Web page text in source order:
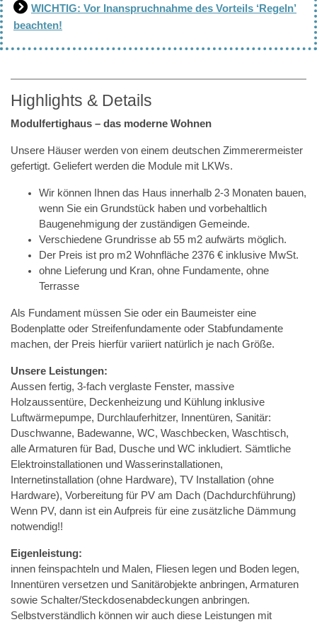
WICHTIG: Vor Inanspruchnahme des Vorteils ‘Regeln’
beachten!
Highlights & Details
Modulfertighaus – das moderne Wohnen
Unsere Häuser werden von einem deutschen Zimmerermeister
gefertigt. Geliefert werden die Module mit LKWs.
Wir können Ihnen das Haus innerhalb 2-3 Monaten bauen,
wenn Sie ein Grundstück haben und vorbehaltlich
Baugenehmigung der zuständigen Gemeinde.
Verschiedene Grundrisse ab 55 m2 aufwärts möglich.
Der Preis ist pro m2 Wohnfläche 2376 € inklusive MwSt.
ohne Lieferung und Kran, ohne Fundamente, ohne
Terrasse
Als Fundament müssen Sie oder ein Baumeister eine
Bodenplatte oder Streifenfundamente oder Stabfundamente
machen, der Preis hierfür variiert natürlich je nach Größe.
Unsere Leistungen:
Aussen fertig, 3-fach verglaste Fenster, massive
Holzaussentüre, Deckenheizung und Kühlung inklusive
Luftwärmepumpe, Durchlauferhitzer, Innentüren, Sanitär:
Duschwanne, Badewanne, WC, Waschbecken, Waschtisch,
alle Armaturen für Bad, Dusche und WC inkludiert. Sämtliche
Elektroinstallationen und Wasserinstallationen,
Internetinstallation (ohne Hardware), TV Installation (ohne
Hardware), Vorbereitung für PV am Dach (Dachdurchführung)
Wenn PV, dann ist ein Aufpreis für eine zusätzliche Dämmung
notwendig!!
Eigenleistung:
innen feinspachteln und Malen, Fliesen legen und Boden legen,
Innentüren versetzen und Sanitärobjekte anbringen, Armaturen
sowie Schalter/Steckdosenabdeckungen anbringen.
Selbstverständlich können wir auch diese Leistungen mit